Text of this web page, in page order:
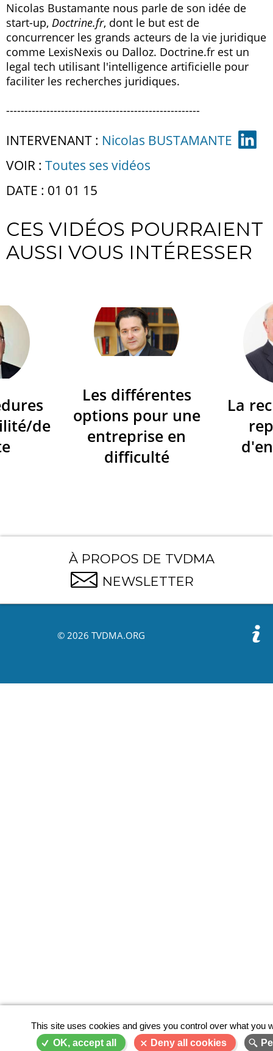
Nicolas Bustamante nous parle de son idée de
start-up, Doctrine.fr, dont le but est de
concurrencer les grands acteurs de la vie juridique
comme LexisNexis ou Dalloz. Doctrine.fr est un
legal tech utilisant l'intelligence artificielle pour
faciliter les recherches juridiques.
-----------------------------------------------------
INTERVENANT : Nicolas BUSTAMANTE
VOIR : Toutes ses vidéos
DATE : 01 01 15
CES VIDÉOS POURRAIENT
AUSSI VOUS INTÉRESSER
de
Les différentes
options pour une
entreprise en
difficulté
La
À PROPOS DE TVDMA
NEWSLETTER
© 2026 TVDMA.ORG
This site uses cookies and gives you control over what you
OK, accept all
Deny all cookies